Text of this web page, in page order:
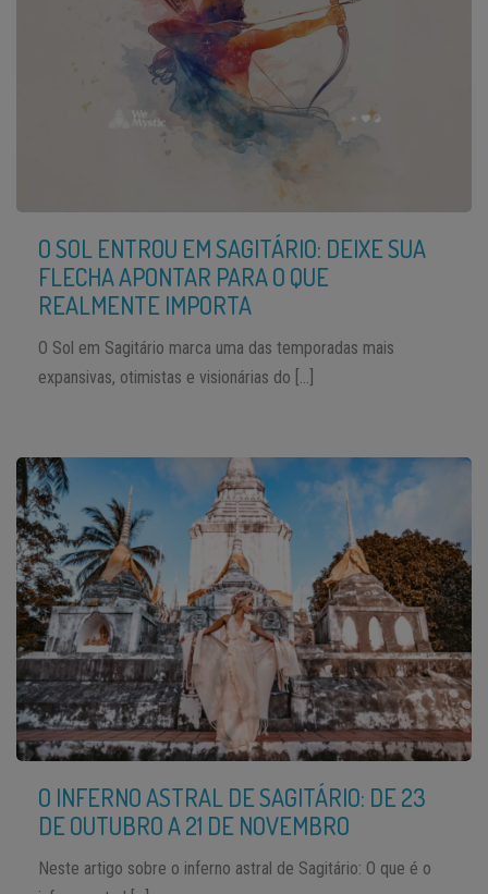
O SOL ENTROU EM SAGITÁRIO: DEIXE SUA
FLECHA APONTAR PARA O QUE
REALMENTE IMPORTA
O Sol em Sagitário marca uma das temporadas mais
expansivas, otimistas e visionárias do […]
O INFERNO ASTRAL DE SAGITÁRIO: DE 23
DE OUTUBRO A 21 DE NOVEMBRO
Neste artigo sobre o inferno astral de Sagitário: O que é o